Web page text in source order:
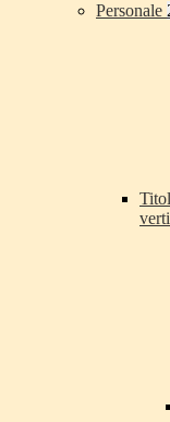
Personale